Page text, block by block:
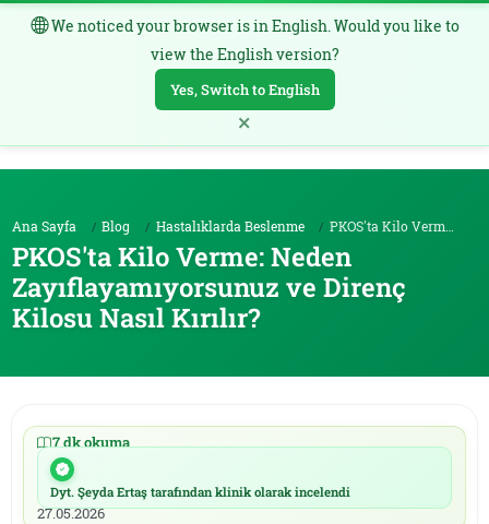
We noticed your browser is in English. Would you like to
view the English version?
Yes, Switch to English
×
TR
Ana Sayfa Blog Hastalıklarda Beslenme PKOS'ta Kilo Verme: Neden Zayıflayamıyorsunuz...
PKOS'ta Kilo Verme: Neden
Zayıflayamıyorsunuz ve Direnç
Kilosu Nasıl Kırılır?
7 dk okuma
20.05.2026
27.05.2026
Dyt. Şeyda Ertaş tarafından klinik olarak incelendi